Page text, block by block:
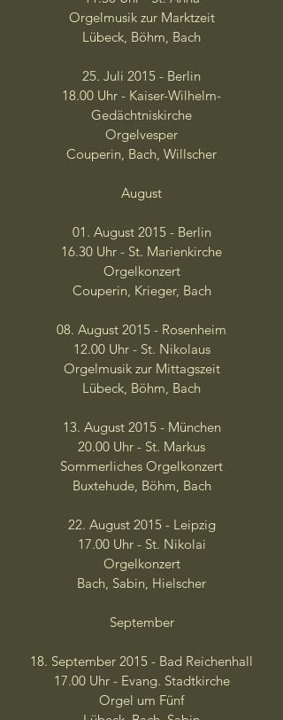
Orgelmusik zur Marktzeit
Lübeck, Böhm, Bach
25. Juli 2015 - Berlin
18.00 Uhr - Kaiser-Wilhelm-
Gedächtniskirche
Orgelvesper
Couperin, Bach, Willscher
August
01. August 2015 - Berlin
16.30 Uhr - St. Marienkirche
Orgelkonzert
Couperin, Krieger, Bach
08. August 2015 - Rosenheim
12.00 Uhr - St. Nikolaus
Orgelmusik zur Mittagszeit
Lübeck, Böhm, Bach
13. August 2015 - München
20.00 Uhr - St. Markus
Sommerliches Orgelkonzert
Buxtehude, Böhm, Bach
22. August 2015 - Leipzig
17.00 Uhr - St. Nikolai
Orgelkonzert
Bach, Sabin, Hielscher
September
18. September 2015 - Bad Reichenhall
17.00 Uhr - Evang. Stadtkirche
Orgel um Fünf